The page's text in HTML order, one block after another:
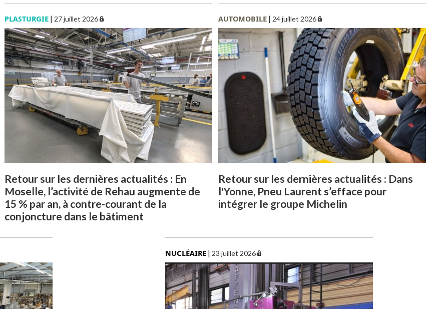
PLASTURGIE | 27 juillet 2026
Retour sur les dernières actualités : En
Moselle, l’activité de Rehau augmente de
15 % par an, à contre-courant de la
conjoncture dans le bâtiment
AUTOMOBILE | 24 juillet 2026
Retour sur les dernières actualités : Dans
l'Yonne, Pneu Laurent s’efface pour
intégrer le groupe Michelin
NUCLÉAIRE| 23 juillet 2026